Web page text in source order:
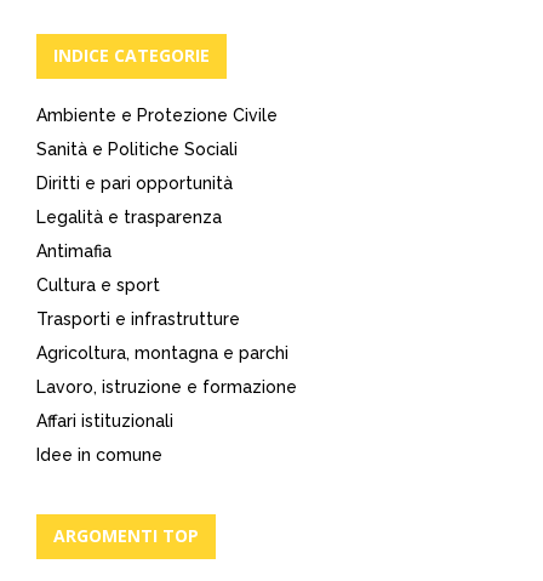
INDICE CATEGORIE
Ambiente e Protezione Civile
Sanità e Politiche Sociali
Diritti e pari opportunità
Legalità e trasparenza
Antimafia
Cultura e sport
Trasporti e infrastrutture
Agricoltura, montagna e parchi
Lavoro, istruzione e formazione
Affari istituzionali
Idee in comune
ARGOMENTI TOP